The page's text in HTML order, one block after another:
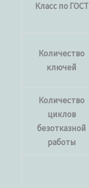
Класс по ГОСТ
Количество
ключей
Количество
циклов
безотказной
работы